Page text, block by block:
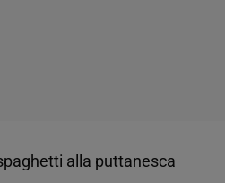
alla puttanesca